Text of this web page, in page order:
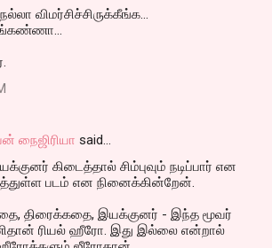
விமர்சிச்சிருக்கீங்க...
நைஜிரியா said…
கிடைத்தால் சிம்புவும் நடிப்பார் என
படம் என நினைக்கின்றேன்.
திரைக்கதை, இயக்குனர் - இந்த மூவர்
ரியல் ஹீரோ. இது இல்லை என்றால்